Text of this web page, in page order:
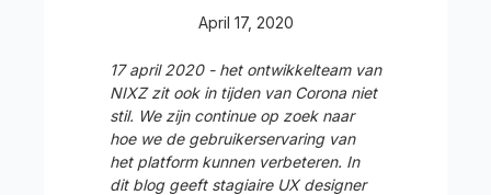
April 17, 2020
17 april 2020 - het ontwikkelteam van
NIXZ zit ook in tijden van Corona niet
stil. We zijn continue op zoek naar
hoe we de gebruikerservaring van
het platform kunnen verbeteren. In
dit blog geeft stagiaire UX designer